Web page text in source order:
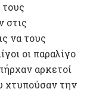
τους
στις
να τους
οι παραλίγο
αρκετοί
χτυπούσαν την